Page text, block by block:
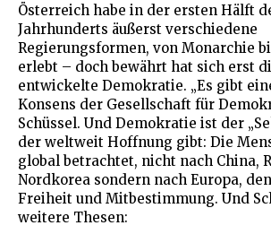
Österreich habe in der ersten Hälft
Jahrhunderts äußerst verschiedene
Regierungsformen, von Monarchie
erlebt – doch bewährt hat sich erst
entwickelte Demokratie. „Es gibt
Konsens der Gesellschaft für
Schüssel. Und Demokratie ist der
der weltweit Hoffnung gibt: Die
global betrachtet, nicht nach China,
Nordkorea sondern nach Europa,
Freiheit und Mitbestimmung. Und
weitere Thesen: